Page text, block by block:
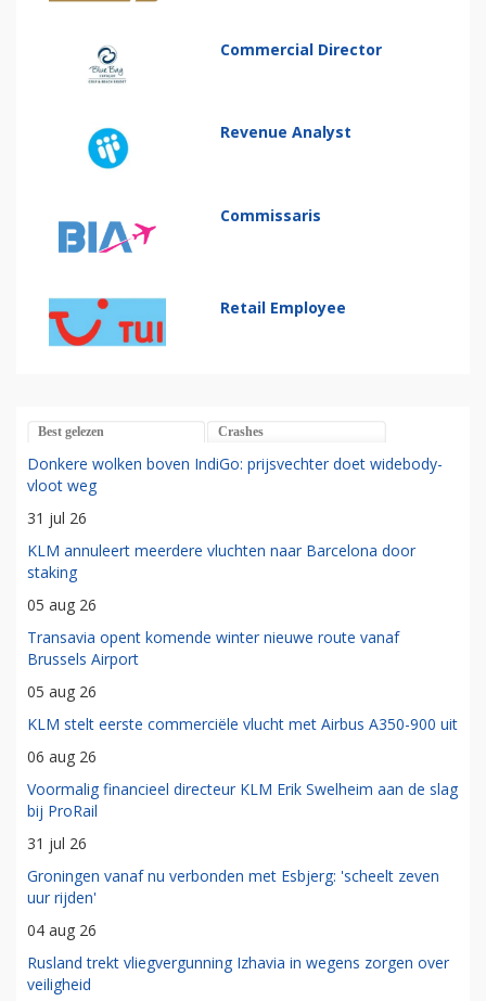
Commercial Director
Revenue Analyst
Commissaris
Retail Employee
Best gelezen Crashes
Donkere wolken boven IndiGo: prijsvechter doet widebody-
vloot weg
31 jul 26
KLM annuleert meerdere vluchten naar Barcelona door
staking
05 aug 26
Transavia opent komende winter nieuwe route vanaf
Brussels Airport
05 aug 26
KLM stelt eerste commerciële vlucht met Airbus A350-900 uit
06 aug 26
Voormalig financieel directeur KLM Erik Swelheim aan de slag
bij ProRail
31 jul 26
Groningen vanaf nu verbonden met Esbjerg: 'scheelt zeven
uur rijden'
04 aug 26
Rusland trekt vliegvergunning Izhavia in wegens zorgen over
veiligheid